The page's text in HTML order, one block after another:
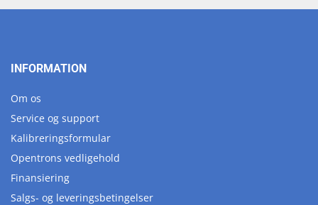
INFORMATION
Om os
Service og support
Kalibreringsformular
Opentrons vedligehold
Finansiering
Salgs- og leveringsbetingelser